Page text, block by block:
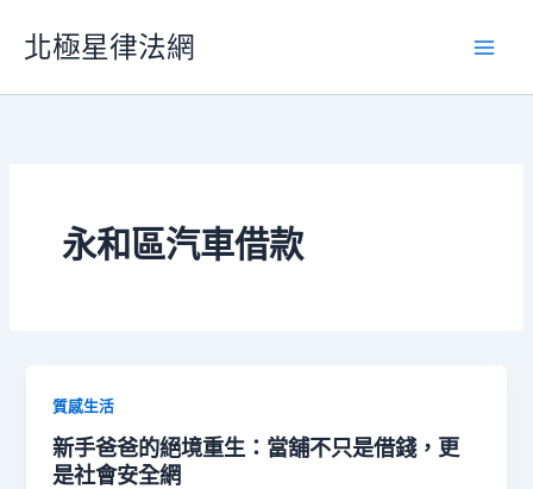
要
北極星律法網
永和區汽車借款
質感生活
新手爸爸的絕境重生：當舖不只是借錢，更
是社會安全網